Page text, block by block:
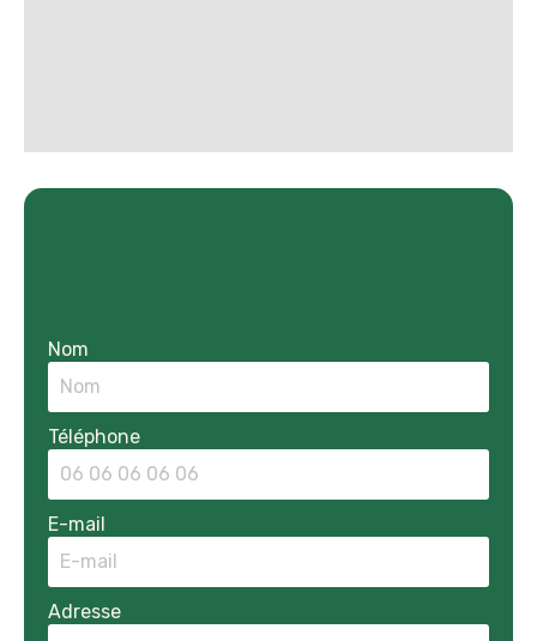
Nom
Téléphone
E-mail
Adresse